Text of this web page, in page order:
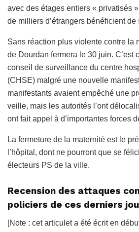
avec des étages entiers « privatisés
de milliers d’étrangers bénéficient de
Sans réaction plus violente contre la
de Dourdan fermera le 30 juin. C’est
conseil de surveillance du centre
(CHSE) malgré une nouvelle
manifestants avaient empêché une
veille, mais les autorités l’ont
ont fait appel à d’importantes forces
La fermeture de la maternité est le
l’hôpital, dont ne pourront que se
électeurs PS de la ville.
Recension des attaques
policiers de ces derniers
[Note : cet articulet a été écrit en